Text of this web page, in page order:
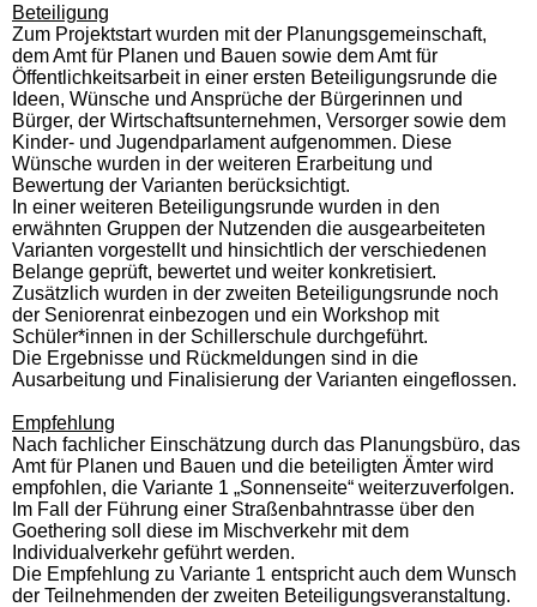
Beteiligung
Zum Projektstart wurden mit der Planungsgemeinschaft,
dem Amt für Planen und Bauen sowie dem Amt für
Öffentlichkeitsarbeit in einer ersten Beteiligungsrunde die
Ideen, Wünsche und Ansprüche der Bürgerinnen und
Bürger, der Wirtschaftsunternehmen, Versorger sowie dem
Kinder- und Jugendparlament aufgenommen. Diese
Wünsche wurden in der weiteren Erarbeitung und
Bewertung der Varianten berücksichtigt.
In einer weiteren Beteiligungsrunde wurden in den
erwähnten Gruppen der Nutzenden die ausgearbeiteten
Varianten vorgestellt und hinsichtlich der verschiedenen
Belange geprüft, bewertet und weiter konkretisiert.
Zusätzlich wurden in der zweiten Beteiligungsrunde noch
der Seniorenrat einbezogen und ein Workshop mit
Schüler*innen in der Schillerschule durchgeführt.
Die Ergebnisse und Rückmeldungen sind in die
Ausarbeitung und Finalisierung der Varianten eingeflossen.
Empfehlung
Nach fachlicher Einschätzung durch das Planungsbüro, das
Amt für Planen und Bauen und die beteiligten Ämter wird
empfohlen, die Variante 1 „Sonnenseite“ weiterzuverfolgen.
Im Fall der Führung einer Straßenbahntrasse über den
Goethering soll diese im Mischverkehr mit dem
Individualverkehr geführt werden.
Die Empfehlung zu Variante 1 entspricht auch dem Wunsch
der Teilnehmenden der zweiten Beteiligungsveranstaltung.